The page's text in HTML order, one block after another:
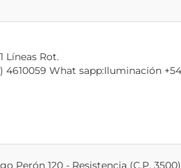
Líneas Rot.
4610059 What sapp:Iluminación
Perón 120 - Resistencia (C.P. 3500)